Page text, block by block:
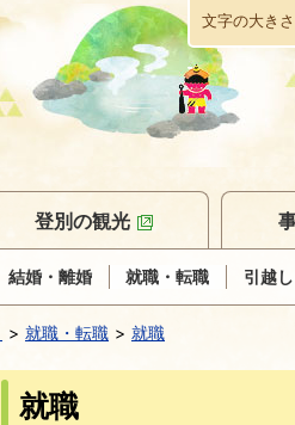
本
文
へ
移
動
文字の大きさ
結婚・離婚 就職・転職 引越
登別の観光
就職・転職 就職
就職